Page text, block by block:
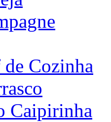
Cozinha
Caipirinha